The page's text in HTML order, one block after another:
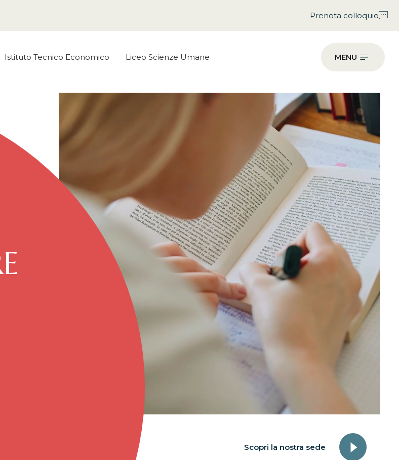
Prenota colloquio
Istituto Tecnico Economico Liceo Scienze Umane MENU
Scopri la nostra sede